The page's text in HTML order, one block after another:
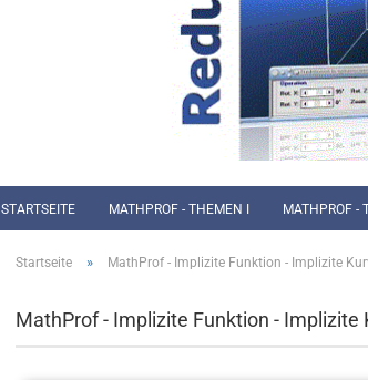
STARTSEITE MATHPROF - THEMEN I MATHPROF -
Startseite » MathProf - Implizite Funktion - Implizite
MathProf - Implizite Funktion - Implizite